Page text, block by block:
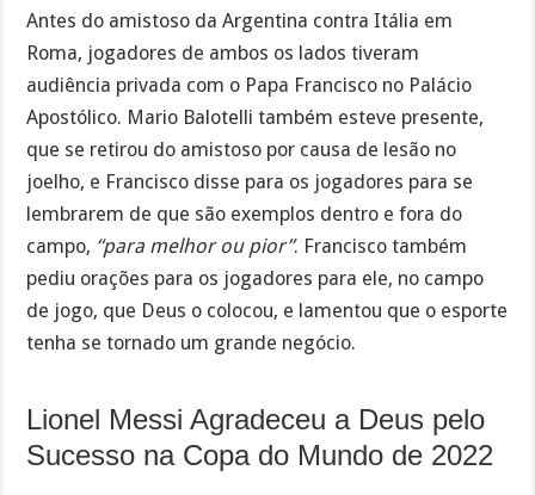
Antes do amistoso da Argentina contra Itália em
Roma, jogadores de ambos os lados tiveram
audiência privada com o Papa Francisco no Palácio
Apostólico. Mario Balotelli também esteve presente,
que se retirou do amistoso por causa de lesão no
joelho, e Francisco disse para os jogadores para se
lembrarem de que são exemplos dentro e fora do
campo, “para melhor ou pior”. Francisco também
pediu orações para os jogadores para ele, no campo
de jogo, que Deus o colocou, e lamentou que o esporte
tenha se tornado um grande negócio.
Lionel Messi Agradeceu a Deus pelo
Sucesso na Copa do Mundo de 2022